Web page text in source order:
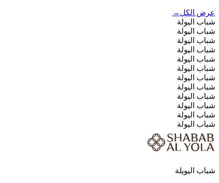
عرض الكل →
شباب اليولة
شباب اليولة
شباب اليولة
شباب اليولة
شباب اليولة
شباب اليولة
شباب اليولة
شباب اليولة
شباب اليولة
شباب اليولة
شباب اليولة
شباب اليولة
شباب اليويلة